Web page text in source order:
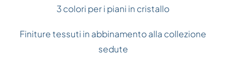
3 colori per i piani in cristallo
Finiture tessuti in abbinamento alla collezione
sedute